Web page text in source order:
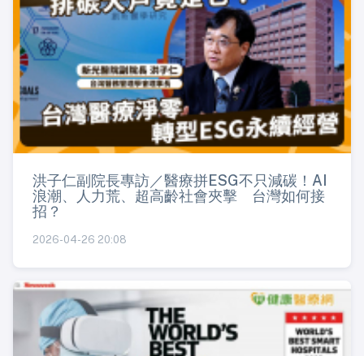
洪子仁副院長專訪／醫療拼ESG不只減碳！AI
浪潮、人力荒、超高齡社會夾擊 台灣如何接
招？
2026-04-26 20:08